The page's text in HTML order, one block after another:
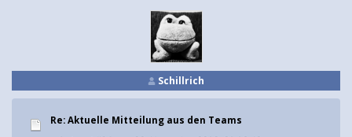
Schillrich
Re: Aktuelle Mitteilung aus den Teams